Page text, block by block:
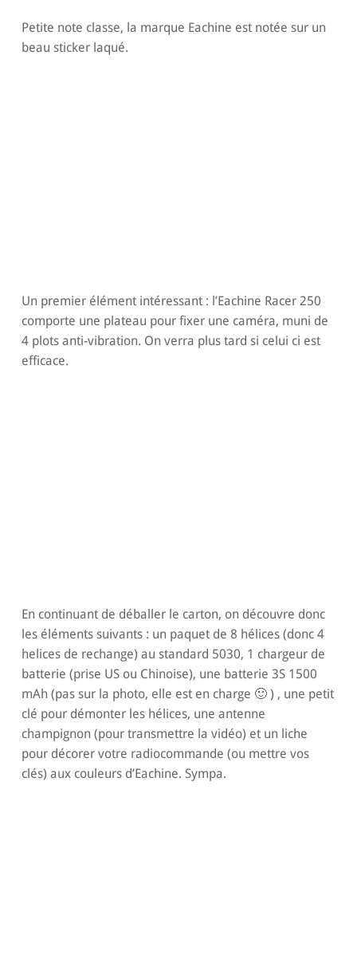
Petite note classe, la marque Eachine est notée sur un
beau sticker laqué.
Un premier élément intéressant : l’Eachine Racer 250
comporte une plateau pour fixer une caméra, muni de
4 plots anti-vibration. On verra plus tard si celui ci est
efficace.
En continuant de déballer le carton, on découvre donc
les éléments suivants : un paquet de 8 hélices (donc 4
helices de rechange) au standard 5030, 1 chargeur de
batterie (prise US ou Chinoise), une batterie 3S 1500
mAh (pas sur la photo, elle est en charge 🙂 ) , une petit
clé pour démonter les hélices, une antenne
champignon (pour transmettre la vidéo) et un liche
pour décorer votre radiocommande (ou mettre vos
clés) aux couleurs d’Eachine. Sympa.